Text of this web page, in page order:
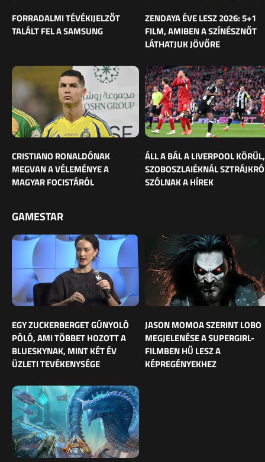
FORRADALMI TÉVÉKIJELZŐT
TALÁLT FEL A SAMSUNG
ZENDAYA ÉVE LESZ 2026: 5+1
FILM, AMIBEN A SZÍNÉSZNŐT
LÁTHATJUK JÖVŐRE
CRISTIANO RONALDÓNAK
MEGVAN A VÉLEMÉNYE A
MAGYAR FOCISTÁRÓL
ÁLL A BÁL A LIVERPOOL KÖRÜL,
SZOBOSZLAIÉKNÁL
SZÓLNAK A HÍREK
GAMESTAR
EGY ZUCKERBERGET GÚNYOLÓ
PÓLÓ, AMI TÖBBET HOZOTT A
BLUESKYNAK, MINT KÉT ÉV
ÜZLETI TEVÉKENYSÉGE
JASON MOMOA SZERINT LOBO
MEGJELENÉSE A SUPERGIRL-
FILMBEN HŰ LESZ A
KÉPREGÉNYEKHEZ